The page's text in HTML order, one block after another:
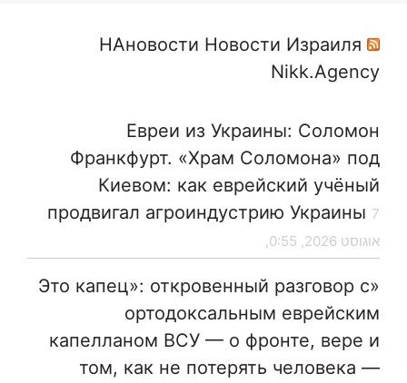
НАновости Новости Израиля
Nikk.Agency
Евреи из Украины: Соломон
Франкфурт. «Храм Соломона» под
Киевом: как еврейский учёный
продвигал агроиндустрию Украины 7
אוגוסט 2026, 0:55,
«Это капец»: откровенный разговор с
ортодоксальным еврейским
капелланом ВСУ — о фронте, вере и
том, как не потерять человека —